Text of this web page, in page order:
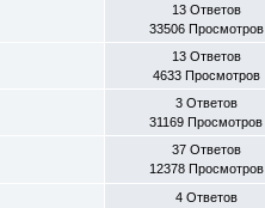
13 Ответов
33506 Просмотров
13 Ответов
4633 Просмотров
3 Ответов
31169 Просмотров
37 Ответов
12378 Просмотров
4 Ответов